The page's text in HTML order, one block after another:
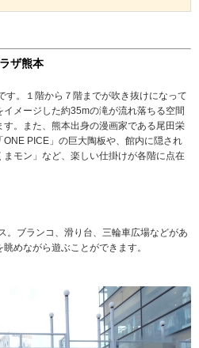
ザ熊本
す。１階から７階までが吹き抜けになって
メージした約35mの滝が流れ落ちる空間
。また、熊本出身の漫画家である尾田栄
PICE」の巨大陶板や、館内に隠され
モン」など、楽しい仕掛けが各階に点在
。ブランコ、滑り台、三輪車広場などがあ
めながら遊ぶことができます。